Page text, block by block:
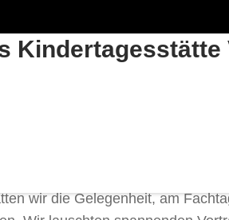
wir die Gelegenheit, am